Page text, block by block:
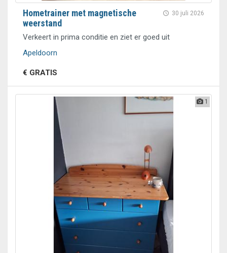
30 juli 2026
Hometrainer met magnetische
weerstand
Verkeert in prima conditie en ziet er goed uit
Apeldoorn
€ GRATIS
1